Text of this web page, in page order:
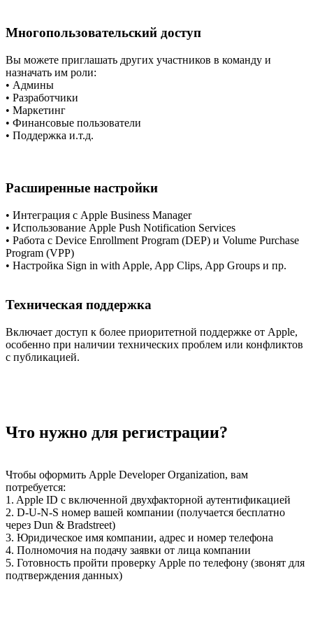
Многопользовательский доступ
Вы можете приглашать других участников в команду и
назначать им роли:
• Админы
• Разработчики
• Маркетинг
• Финансовые пользователи
• Поддержка и.т.д.
Расширенные настройки
• Интеграция с Apple Business Manager
• Использование Apple Push Notification Services
• Работа с Device Enrollment Program (DEP) и Volume Purchase
Program (VPP)
• Настройка Sign in with Apple, App Clips, App Groups и пр.
Техническая поддержка
Включает доступ к более приоритетной поддержке от Apple,
особенно при наличии технических проблем или конфликтов
с публикацией.
Что нужно для регистрации?
Чтобы оформить Apple Developer Organization, вам
потребуется:
1. Apple ID с включенной двухфакторной аутентификацией
2. D-U-N-S номер вашей компании (получается бесплатно
через Dun & Bradstreet)
3. Юридическое имя компании, адрес и номер телефона
4. Полномочия на подачу заявки от лица компании
5. Готовность пройти проверку Apple по телефону (звонят для
подтверждения данных)